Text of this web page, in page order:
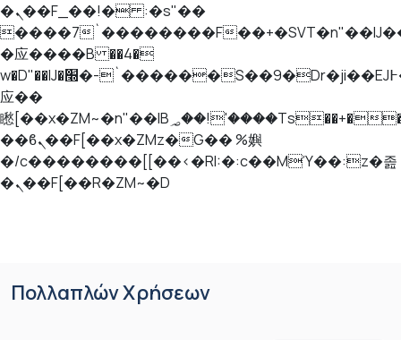
�ܢ��F_��!� :�s"��
����7`��������F
�应����B ��4�
w�D"��IJ�׭�-`������S��9�Dr�ji��EJ߅��gJ�
应��
矁[��x�ZM~�n"��IB؃��!'����Тѕ��+��(m��IK�ʭ�/|
��ϐܢ��F[��x�ZMz�G�� %嬩
�/c��������[[��<�RI:�:c��MΎ��:z�졾
�ܢ��F[��R�ZM~�D
Πολλαπλών Χρήσεων